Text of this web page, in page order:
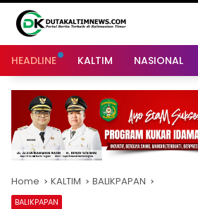
HEADLINE KALTIM NASIONAL
Home KALTIM BALIKPAPAN
BALIKPAPAN